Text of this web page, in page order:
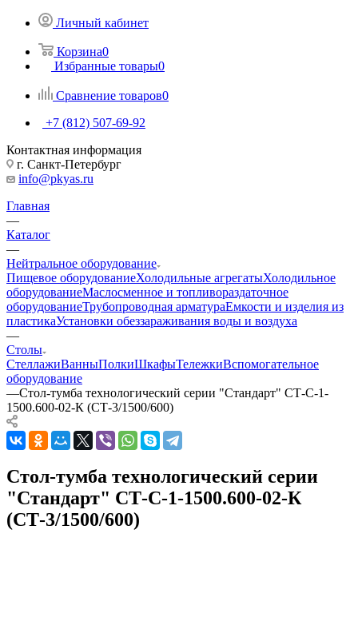
Личный кабинет
Корзина0
Избранные товары0
Сравнение товаров0
+7 (812) 507-69-92
Контактная информация
г. Санкт-Петербург
info@pkyas.ru
Главная
—
Каталог
—
Нейтральное оборудование
Пищевое оборудованиеХолодильные агрегатыХолодильное
оборудованиеМаслосменное и топливораздаточное
оборудованиеТрубопроводная арматураЕмкости и изделия из
пластикаУстановки обеззараживания воды и воздуха
—
Столы
СтеллажиВанныПолкиШкафыТележкиВспомогательное
оборудование
—Стол-тумба технологический серии "Стандарт" СТ-С-1-
1500.600-02-К (СТ-3/1500/600)
Стол-тумба технологический серии
"Стандарт" СТ-С-1-1500.600-02-К
(СТ-3/1500/600)